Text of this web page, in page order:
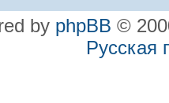
by phpBB ©
Русская